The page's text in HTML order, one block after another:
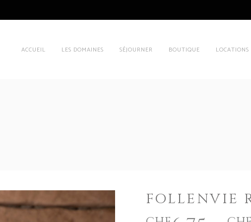
ACCUEIL LES DOMAINES SÉJOURNER BOUTIQUE LOCATIONS
FOLLENVIE